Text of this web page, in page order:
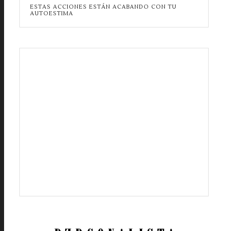
ESTAS ACCIONES ESTÁN ACABANDO CON TU
AUTOESTIMA